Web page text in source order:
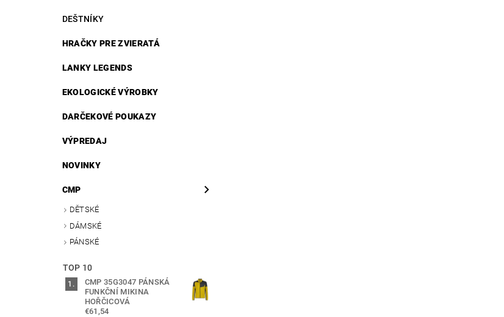
DEŠTNÍKY
HRAČKY PRE ZVIERATÁ
LANKY LEGENDS
EKOLOGICKÉ VÝROBKY
DARČEKOVÉ POUKAZY
VÝPREDAJ
NOVINKY
CMP
DĚTSKÉ
DÁMSKÉ
PÁNSKÉ
TOP 10
CMP 35G3047 PÁNSKÁ
FUNKČNÍ MIKINA
HOŘČICOVÁ
€61,54